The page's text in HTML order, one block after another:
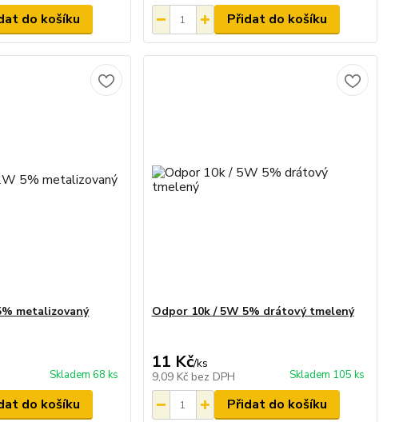
do košíku Přidat do košíku
metalizovaný
Skladem 68 ks
do košíku
Odpor 10k / 5W 5% drátový tmelený
11 Kč/ks
9,09 Kč bez DPH Skladem 105 ks
Přidat do košíku